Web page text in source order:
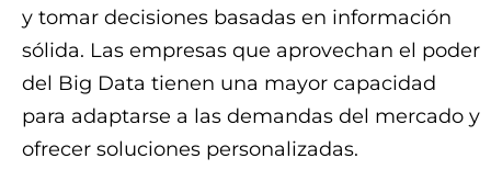
y tomar decisiones basadas en información
sólida. Las empresas que aprovechan el poder
del Big Data tienen una mayor capacidad
para adaptarse a las demandas del mercado y
ofrecer soluciones personalizadas.